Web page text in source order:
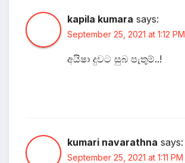
kapila kumara says:
September 25, 2021 at 1:12 PM
අයිෂා දුවට සුබ පැතුම්..!
kumari navarathna says:
September 25, 2021 at 1:11 PM